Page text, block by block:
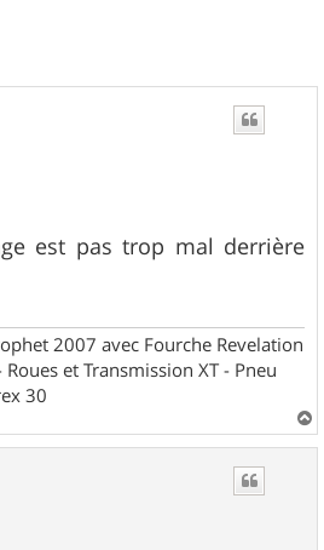
est pas trop mal derrière
2007 avec Fourche Revelation
et Transmission XT - Pneu
30
a